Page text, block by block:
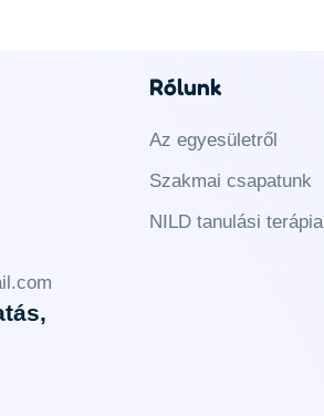
Rólunk
Az egyesületről
Szakmai csapatunk
NILD tanulási terápia